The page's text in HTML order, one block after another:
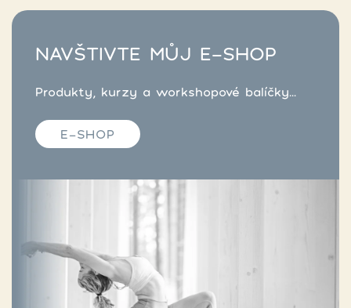
NAVŠTIVTE MŮJ E-SHOP
Produkty, kurzy a workshopové balíčky...
E-SHOP